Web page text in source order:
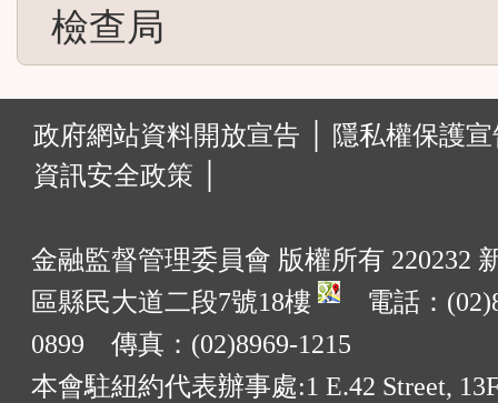
檢查局
政府網站資料開放宣告 │
隱私權保護
資訊安全政策 │
金融監督管理委員會 版權所有 220232
區縣民大道二段7號18樓
電話：
0899 傳真：(02)8969-1215
本會駐紐約代表辦事處:1 E.42 Street,